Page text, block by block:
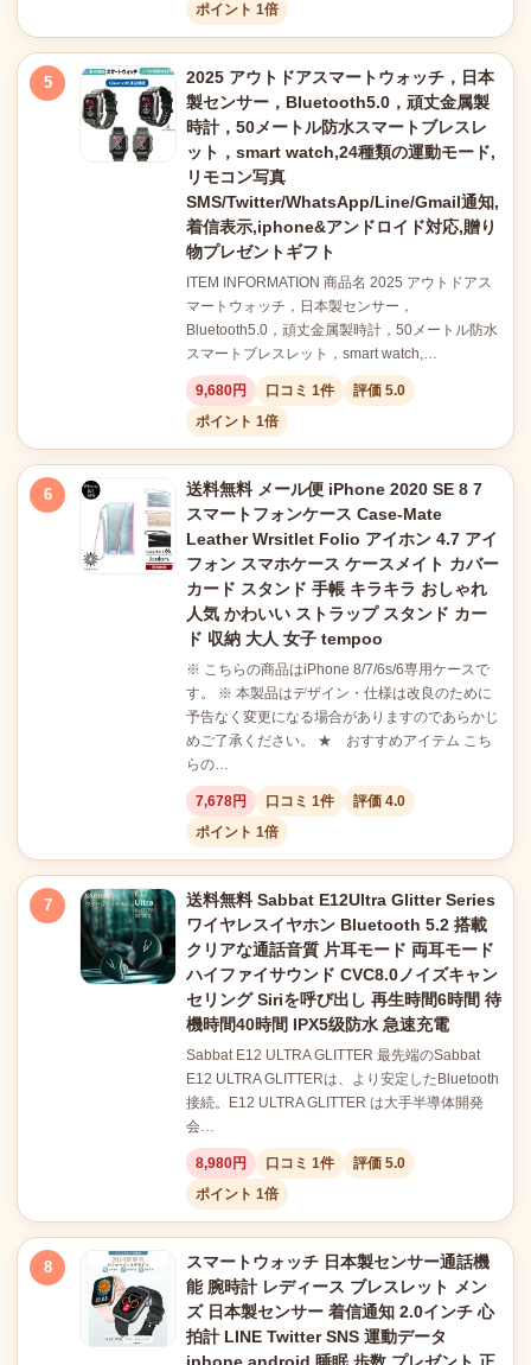
ポイント 1倍
5
2025 アウトドアスマートウォッチ，日本
製センサー，Bluetooth5.0，頑丈金属製
時計，50メートル防水スマートブレスレ
ット，smart watch,24種類の運動モード,
リモコン写真
SMS/Twitter/WhatsApp/Line/Gmail通知,
着信表示,iphone&アンドロイド対応,贈り
物プレゼントギフト
ITEM INFORMATION 商品名 2025 アウトドアス
マートウォッチ，日本製センサー，
Bluetooth5.0，頑丈金属製時計，50メートル防水
スマートブレスレット，smart watch,…
9,680円 口コミ 1件
評価 5.0
ポイント 1倍
6
送料無料 メール便 iPhone 2020 SE 8 7
スマートフォンケース Case-Mate
Leather Wrsitlet Folio アイホン 4.7 アイ
フォン スマホケース ケースメイト カバー
カード スタンド 手帳 キラキラ おしゃれ
人気 かわいい ストラップ スタンド カー
ド 収納 大人 女子 tempoo
※ こちらの商品はiPhone 8/7/6s/6専用ケースで
す。 ※ 本製品はデザイン・仕様は改良のために
予告なく変更になる場合がありますのであらかじ
めご了承ください。 ★ おすすめアイテム こち
らの…
7,678円 口コミ 1件
評価 4.0
ポイント 1倍
7
送料無料 Sabbat E12Ultra Glitter Series
ワイヤレスイヤホン Bluetooth 5.2 搭載
クリアな通話音質 片耳モード 両耳モード
ハイファイサウンド CVC8.0ノイズキャン
セリング Siriを呼び出し 再生時間6時間 待
機時間40時間 IPX5级防水 急速充電
Sabbat E12 ULTRA GLITTER 最先端のSabbat
E12 ULTRA GLITTERは、より安定したBluetooth
接続。E12 ULTRA GLITTER は大手半導体開発
会…
8,980円 口コミ 1件
評価 5.0
ポイント 1倍
8
スマートウォッチ 日本製センサー通話機
能 腕時計 レディース ブレスレット メン
ズ 日本製センサー 着信通知 2.0インチ 心
拍計 LINE Twitter SNS 運動データ